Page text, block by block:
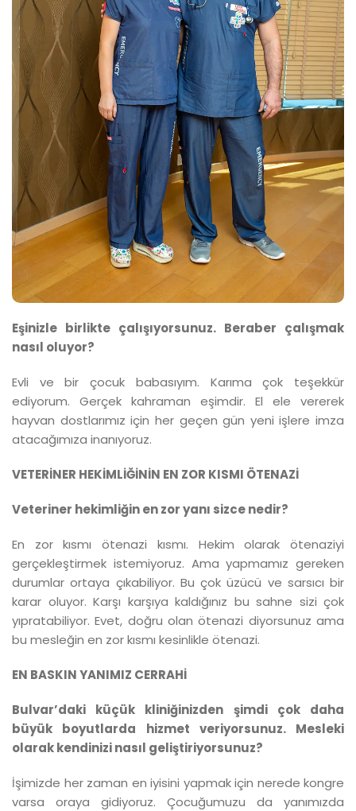
Eşinizle birlikte çalışıyorsunuz. Beraber çalışmak
nasıl oluyor?
Evli ve bir çocuk babasıyım. Karıma çok teşekkür
ediyorum. Gerçek kahraman eşimdir. El ele vererek
hayvan dostlarımız için her geçen gün yeni işlere imza
atacağımıza inanıyoruz.
VETERİNER HEKİMLİĞİNİN EN ZOR KISMI ÖTENAZİ
Veteriner hekimliğin en zor yanı sizce nedir?
En zor kısmı ötenazi kısmı. Hekim olarak ötenaziyi
gerçekleştirmek istemiyoruz. Ama yapmamız gereken
durumlar ortaya çıkabiliyor. Bu çok üzücü ve sarsıcı bir
karar oluyor. Karşı karşıya kaldığınız bu sahne sizi çok
yıpratabiliyor. Evet, doğru olan ötenazi diyorsunuz ama
bu mesleğin en zor kısmı kesinlikle ötenazi.
EN BASKIN YANIMIZ CERRAHİ
Bulvar’daki küçük kliniğinizden şimdi çok daha
büyük boyutlarda hizmet veriyorsunuz. Mesleki
olarak kendinizi nasıl geliştiriyorsunuz?
İşimizde her zaman en iyisini yapmak için nerede kongre
varsa oraya gidiyoruz. Çocuğumuzu da yanımızda